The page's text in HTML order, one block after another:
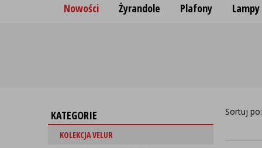
Nowości Żyrandole Plafony
KATEGORIE
KOLEKCJA VELUR
Sortuj po: